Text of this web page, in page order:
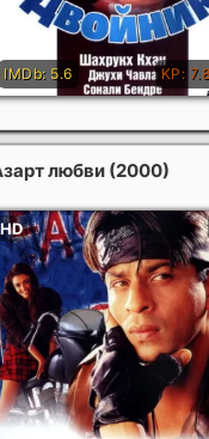
любви (2000)